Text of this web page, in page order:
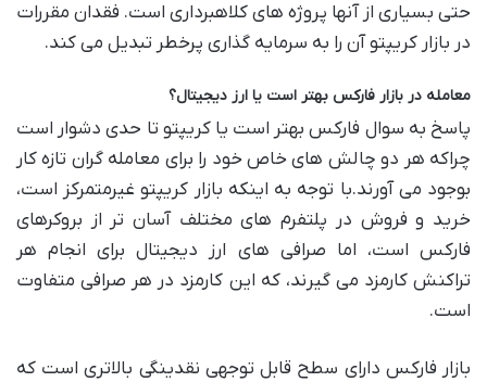
حتی بسیاری از آنها پروژه های کلاهبرداری است. فقدان مقررات
در بازار کریپتو آن را به سرمایه گذاری پرخطر تبدیل می کند.
معامله در بازار فارکس بهتر است یا ارز دیجیتال؟
پاسخ به سوال فارکس بهتر است یا کریپتو تا حدی دشوار است
چراکه هر دو چالش های خاص خود را برای معامله گران تازه کار
بوجود می آورند.با توجه به اینکه بازار کریپتو غیرمتمرکز است،
خرید و فروش در پلتفرم های مختلف آسان تر از بروکرهای
فارکس است، اما صرافی های ارز دیجیتال برای انجام هر
تراکنش کارمزد می گیرند، که این کارمزد در هر صرافی متفاوت
است.
بازار فارکس دارای سطح قابل توجهی نقدینگی بالاتری است که